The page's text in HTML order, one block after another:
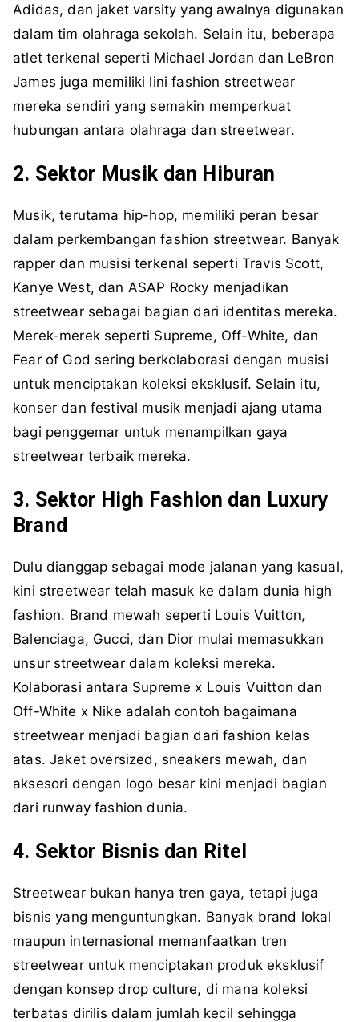
Adidas, dan jaket varsity yang awalnya digunakan
dalam tim olahraga sekolah. Selain itu, beberapa
atlet terkenal seperti Michael Jordan dan LeBron
James juga memiliki lini fashion streetwear
mereka sendiri yang semakin memperkuat
hubungan antara olahraga dan streetwear.
2. Sektor Musik dan Hiburan
Musik, terutama hip-hop, memiliki peran besar
dalam perkembangan fashion streetwear. Banyak
rapper dan musisi terkenal seperti Travis Scott,
Kanye West, dan ASAP Rocky menjadikan
streetwear sebagai bagian dari identitas mereka.
Merek-merek seperti Supreme, Off-White, dan
Fear of God sering berkolaborasi dengan musisi
untuk menciptakan koleksi eksklusif. Selain itu,
konser dan festival musik menjadi ajang utama
bagi penggemar untuk menampilkan gaya
streetwear terbaik mereka.
3. Sektor High Fashion dan Luxury
Brand
Dulu dianggap sebagai mode jalanan yang kasual,
kini streetwear telah masuk ke dalam dunia high
fashion. Brand mewah seperti Louis Vuitton,
Balenciaga, Gucci, dan Dior mulai memasukkan
unsur streetwear dalam koleksi mereka.
Kolaborasi antara Supreme x Louis Vuitton dan
Off-White x Nike adalah contoh bagaimana
streetwear menjadi bagian dari fashion kelas
atas. Jaket oversized, sneakers mewah, dan
aksesori dengan logo besar kini menjadi bagian
dari runway fashion dunia.
4. Sektor Bisnis dan Ritel
Streetwear bukan hanya tren gaya, tetapi juga
bisnis yang menguntungkan. Banyak brand lokal
maupun internasional memanfaatkan tren
streetwear untuk menciptakan produk eksklusif
dengan konsep drop culture, di mana koleksi
terbatas dirilis dalam jumlah kecil sehingga